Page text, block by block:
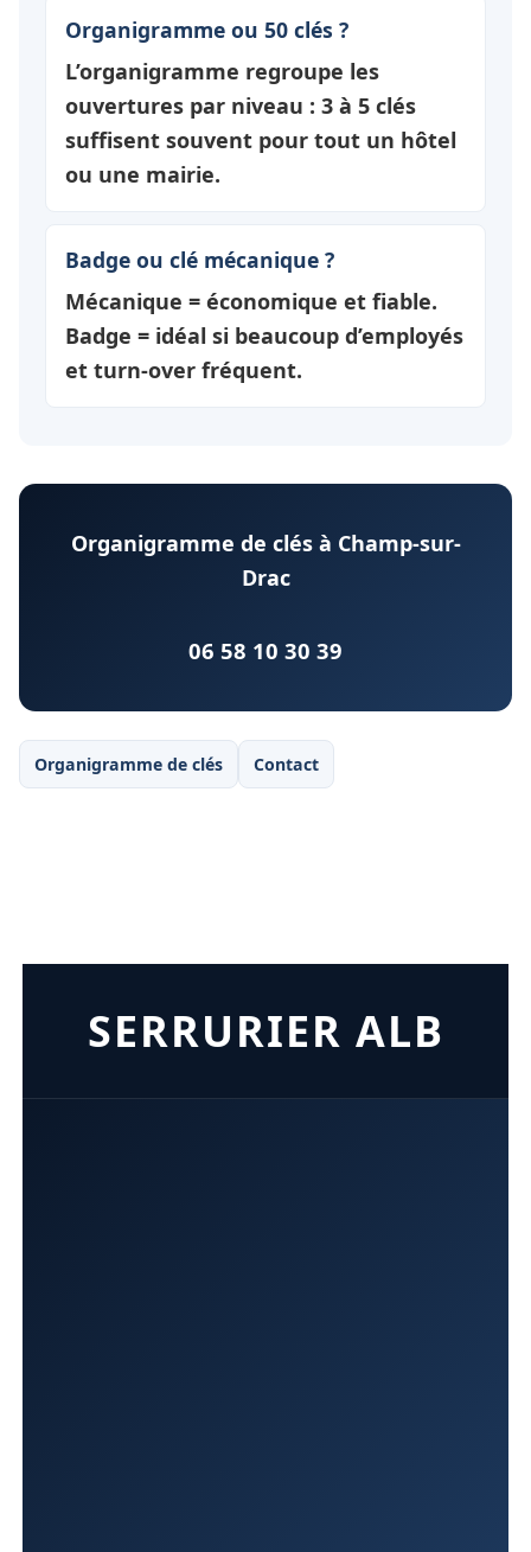
Organigramme ou 50 clés ?
L’organigramme regroupe les
ouvertures par niveau : 3 à 5 clés
suffisent souvent pour tout un hôtel
ou une mairie.
Badge ou clé mécanique ?
Mécanique = économique et fiable.
Badge = idéal si beaucoup d’employés
et turn-over fréquent.
Organigramme de clés à Champ-sur-
Drac
06 58 10 30 39
Organigramme de clés Contact
SERRURIER ALB